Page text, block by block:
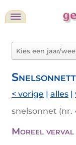
< vorige | alles |
snelsonnet (nr.
Moreel verval